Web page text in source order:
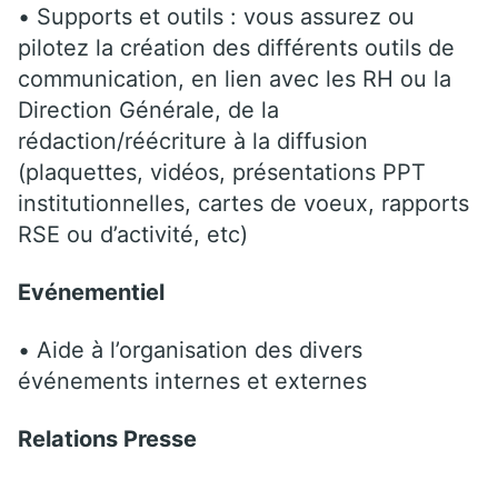
• Supports et outils : vous assurez ou
pilotez la création des différents outils de
communication, en lien avec les RH ou la
Direction Générale, de la
rédaction/réécriture à la diffusion
(plaquettes, vidéos, présentations PPT
institutionnelles, cartes de voeux, rapports
RSE ou d’activité, etc)
Evénementiel
• Aide à l’organisation des divers
événements internes et externes
Relations Presse